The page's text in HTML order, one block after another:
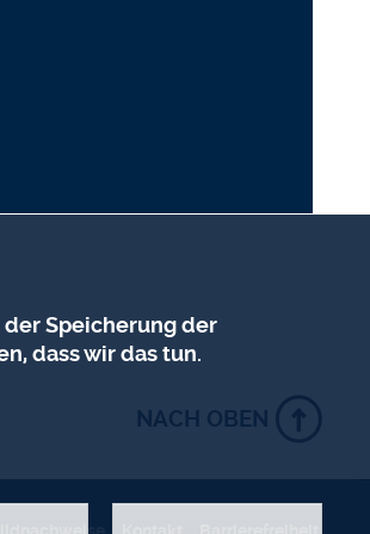
NACH OBEN
Speicherung der
dass wir das tun.